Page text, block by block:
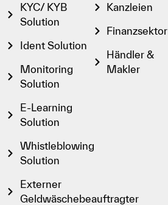
KYC/ KYB
Solution
Ident Solution
Monitoring
Solution
E-Learning
Solution
Whistleblowing
Solution
Externer
Geldwäschebeauftragter
Kanzleien
Finanzsektor
Händler &
Makler